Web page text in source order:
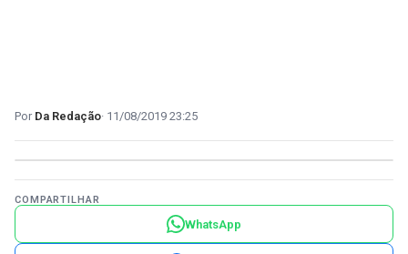
Da Redação 11/08/2019 23:25
COMPARTILHAR
WhatsApp